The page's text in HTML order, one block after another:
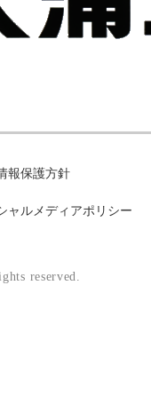
報保護方針
ャルメディアポリシー
reserved.